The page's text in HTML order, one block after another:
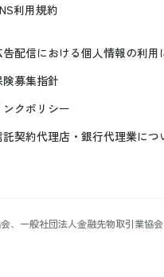
利用規約
告配信における個人情報の利用
険募集指針
ンクポリシー
託契約代理店・銀行代理業につ
、一般社団法人金融先物取引業協会